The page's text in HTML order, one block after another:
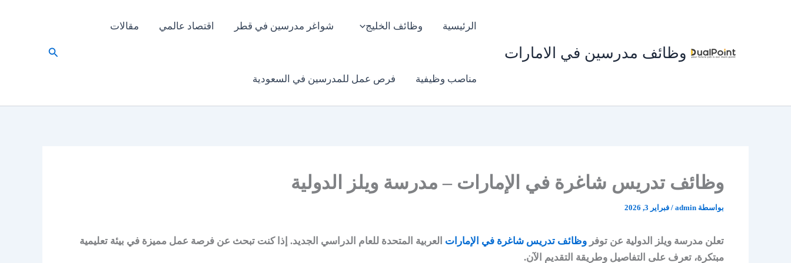
وظائف مدرسين في الامارات
الرئيسية وظائف الخليج شواغر مدرسين في قطر اقتصاد عالمي مقالات
مناصب وظيفية فرص عمل للمدرسين في السعودية
البحث
وظائف تدريس شاغرة في الإمارات – مدرسة ويلز الدولية
بواسطة admin
/فبراير 3, 2026
تعلن مدرسة ويلز الدولية عن توفروظائف تدريس شاغرة في الإمارات العربية المتحدة للعام الدراسي الجديد. إذا كنت تبحث عن فرصة عمل مميزة في بيئة تعليمية
مبتكرة، تعرف على التفاصيل وطريقة التقديم الآن.